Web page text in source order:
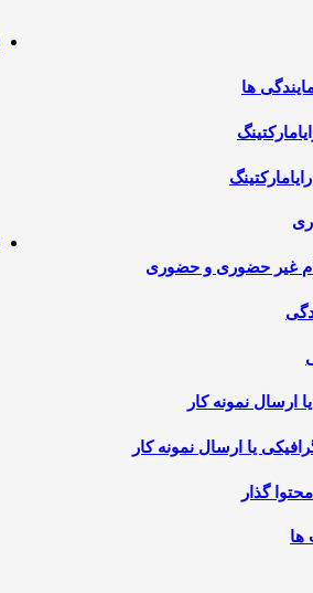
ها
غیر حضوری و حضوری
ارسال نمونه کار
یا ارسال نمونه کار
گذار
ها